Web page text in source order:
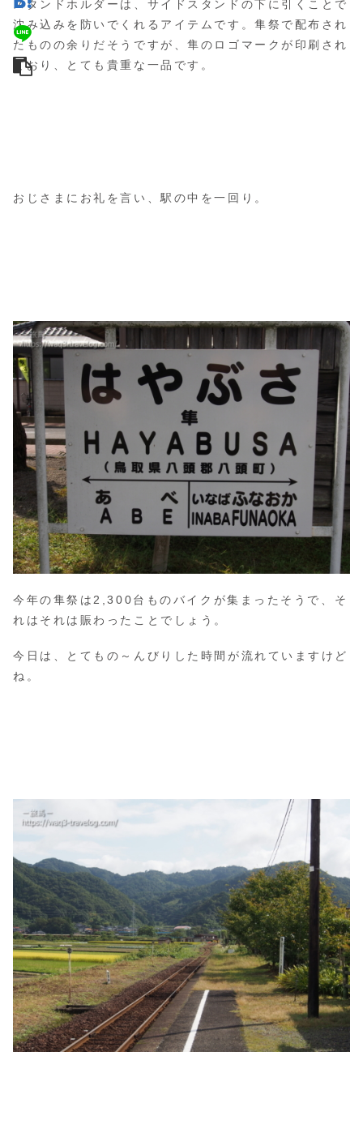
スタンドホルダーは、サイドスタンドの下に引くことで
沈み込みを防いでくれるアイテムです。隼祭で配布され
たものの余りだそうですが、隼のロゴマークが印刷され
ており、とても貴重な一品です。
おじさまにお礼を言い、駅の中を一回り。
今年の隼祭は2,300台ものバイクが集まったそうで、そ
れはそれは賑わったことでしょう。
今日は、とてもの～んびりした時間が流れていますけど
ね。